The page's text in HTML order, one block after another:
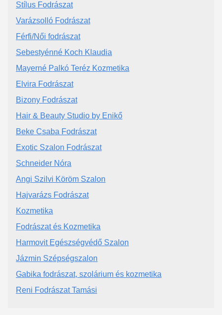
Stílus Fodrászat
Varázsolló Fodrászat
Férfi/Női fodrászat
Sebestyénné Koch Klaudia
Mayerné Palkó Teréz Kozmetika
Elvira Fodrászat
Bizony Fodrászat
Hair & Beauty Studio by Enikő
Beke Csaba Fodrászat
Exotic Szalon Fodrászat
Schneider Nóra
Angi Szilvi Köröm Szalon
Hajvarázs Fodrászat
Kozmetika
Fodrászat és Kozmetika
Harmovit Egészségvédő Szalon
Jázmin Szépségszalon
Gabika fodrászat, szolárium és kozmetika
Reni Fodrászat Tamási